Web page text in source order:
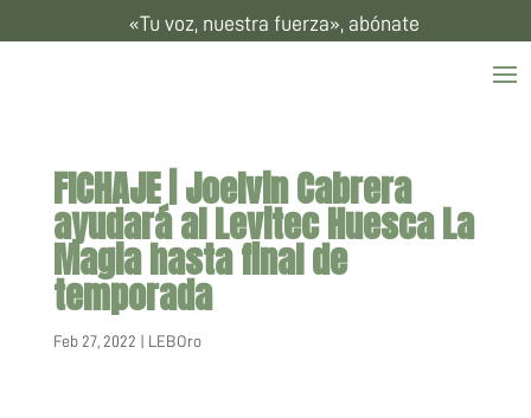
«Tu voz, nuestra fuerza», abónate
FICHAJE | Joelvin Cabrera
ayudará al Levitec Huesca La
Magia hasta final de
temporada
Feb 27, 2022 LEBOro